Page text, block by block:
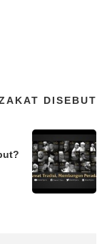
DISEBUT